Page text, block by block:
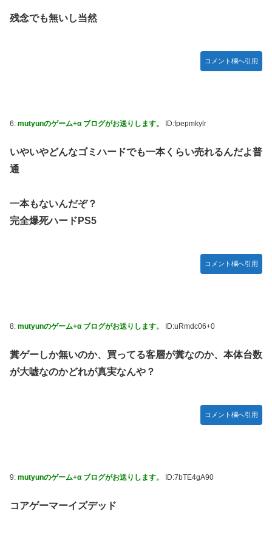
【ウマ娘】夜に食べるアイスおいち！「きーん」ってする
【にじさんじ】本日20時から、ののはとあゆゆでコラボ！
広島県知事ら「核抑止論、根本的におかしい。軍拡競争を助
る不具合が発生
かわいそう…会社滅茶苦茶やろなぁ」
韓国の反応
【元NMB48】安部若菜、卒業して早くもお酒解禁
モーニング娘。'25『気になるその気の歌』ってガチで名曲
冨里奈央ちゃん、おへそ見せガチでエグいって・・・
残念でも無いし当然
コメント欄へ引用
6: mutyunのゲーム+α ブログがお送りします。 ID:fpepmkylr
いやいやどんなゴミハードでも一本くらい売れるんだよ普
通
一本もないんだぞ？
完全爆死ハードPS5
コメント欄へ引用
8: mutyunのゲーム+α ブログがお送りします。 ID:uRmdc06+0
糞ゲーしか無いのか、買ってる客層が糞なのか、本体台数
が大嘘なのかどれが真実なんや？
コメント欄へ引用
9: mutyunのゲーム+α ブログがお送りします。 ID:7bTE4gA90
コアゲーマーイズデッド